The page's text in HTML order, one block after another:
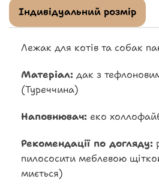
Індивідуальний розмір
Лежак для котів та собак
Матеріал: дак з
(Туреччина)
Наповнювач: еко
Рекомендації по догляду:
пилососити меблевою
миється)